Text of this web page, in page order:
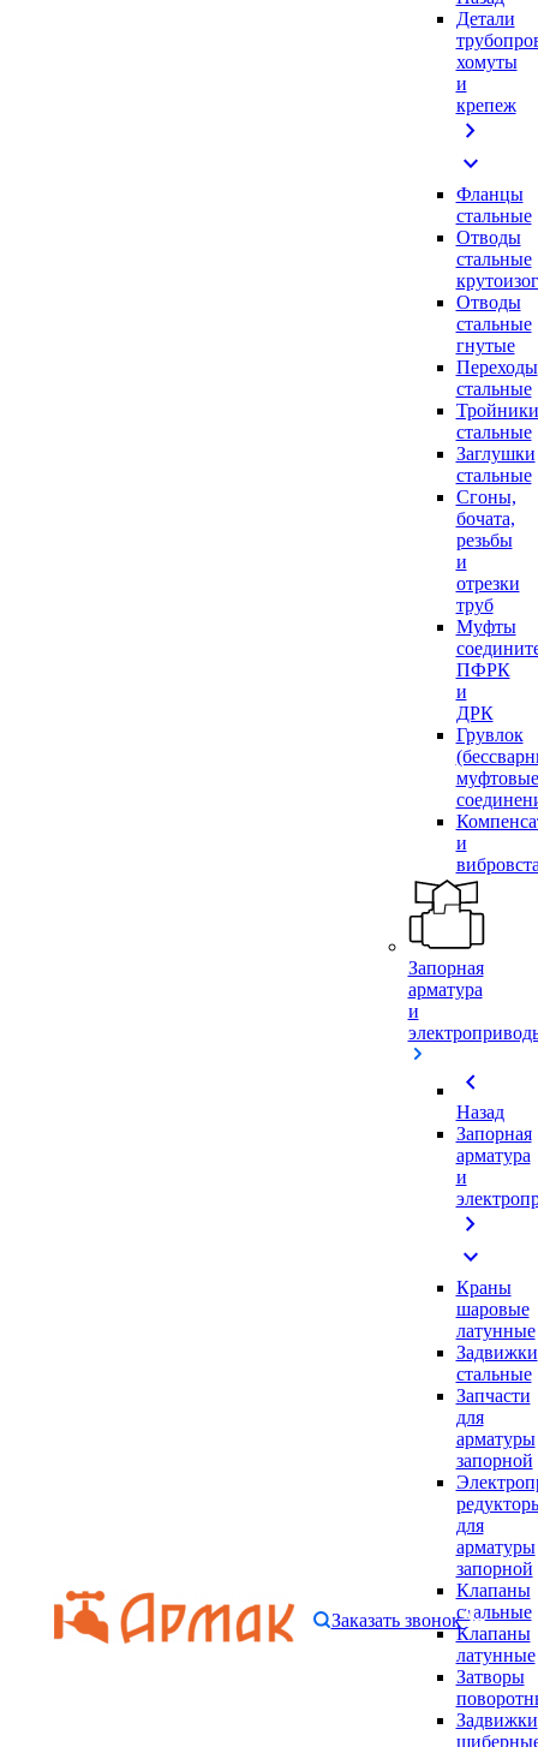
Детали
хомуты
и
крепеж
chevron_right
expand_more
Фланцы
стальные
Отводы
стальные
Отводы
стальные
гнутые
Переходы
стальные
Тройники
стальные
Заглушки
стальные
Сгоны,
бочата,
резьбы
и
отрезки
труб
Муфты
ПФРК
и
ДРК
Грувлок
муфтовые
и
Запорная
арматура
и
chevron_left
Назад
Запорная
арматура
и
chevron_right
expand_more
Краны
шаровые
латунные
Задвижки
стальные
Запчасти
для
арматуры
запорной
для
арматуры
запорной
Клапаны
стальные
Клапаны
латунные
Затворы
Задвижки
Заказать звонок